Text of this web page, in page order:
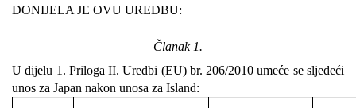
DONIJELA JE OVU UREDBU:
Članak 1.
U dijelu 1. Priloga II. Uredbi (EU) br. 206/2010 umeće se sljedeći
unos za Japan nakon unosa za Island: